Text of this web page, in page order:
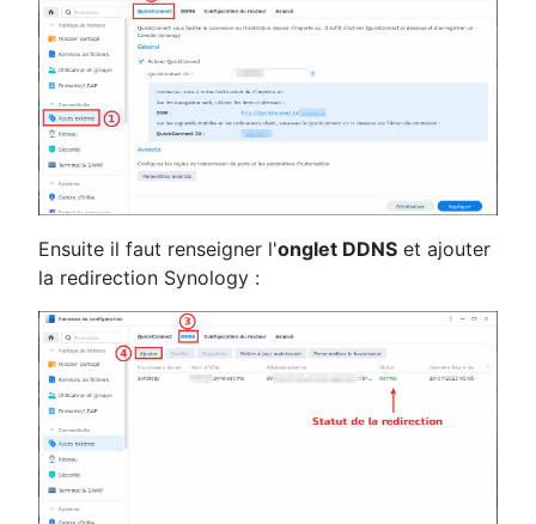
Ensuite il faut renseigner l'onglet DDNS et ajouter
la redirection Synology :